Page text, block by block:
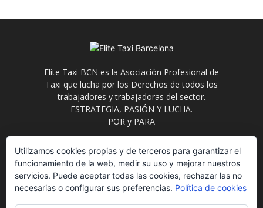
Elite Taxi BCN es la Asociación Profesional de
Taxi que lucha por los Derechos de todos los
trabajadores y trabajadoras del sector.
ESTRATEGIA, PASIÓN Y LUCHA.
POR y PARA
Contáctanos: info@elitetaxi.taxi
Utilizamos cookies propias y de terceros para garantizar el
funcionamiento de la web, medir su uso y mejorar nuestros
servicios. Puede aceptar todas las cookies, rechazar las no
necesarias o configurar sus preferencias. Política de cookies